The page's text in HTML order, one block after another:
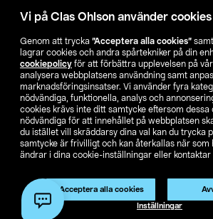
Vi på Clas Ohlson använder cookies
Genom att trycka ”Acceptera alla cookies”
lagrar cookies och andra spårtekniker på din
cookiepolicy för att förbättra upplevelsen på
analysera webbplatsens användning samt
marknadsföringsinsatser. Vi använder fyra
nödvändiga, funktionella, analys och
cookies krävs inte ditt samtycke eftersom dessa
nödvändiga för att innehållet på webbplatsen
du istället vill skräddarsy dina val kan du trycka
samtycke är frivilligt och kan återkallas när som
ändrar i dina cookie-inställningar eller kontaktar
Acceptera alla cookies
Inställningar
Hitta butik
SE NO FI
Köpvillkor Privacy statement
Ändra till priser exklusive